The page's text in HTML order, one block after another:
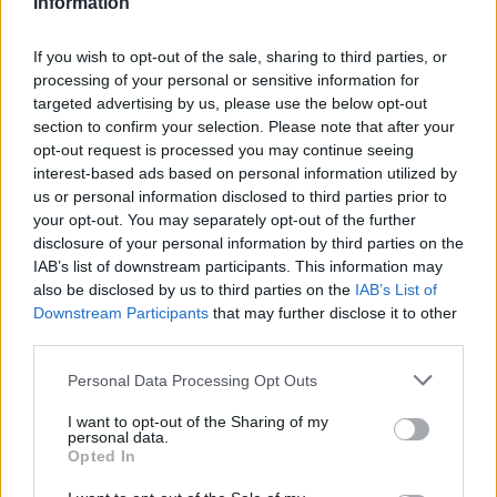
If you wish to opt-out of the sale, sharing to third parties, or
processing of your personal or sensitive information for
targeted advertising by us, please use the below opt-out
section to confirm your selection. Please note that after your
opt-out request is processed you may continue seeing
interest-based ads based on personal information utilized by
us or personal information disclosed to third parties prior to
your opt-out. You may separately opt-out of the further
disclosure of your personal information by third parties on the
IAB’s list of downstream participants. This information may
also be disclosed by us to third parties on the IAB’s List of
Downstream Participants that may further disclose it to other
Personal Data Processing Opt Outs
I want to opt-out of the Sharing of my
personal data.
Opted In
οποία στη συνέχεια ανταλλάσσονται ή πωλούνται σε
φόρουμ κυβερνοεγκληματιών. Πλέον, η προστασία των
λογαριασμών σας στιςstreamingπλατφόρμες σημαίνει
να σκέφτεστε πέρα από τους κωδικούς πρόσβασης -
σημαίνει να ασφαλίζετε τις συσκευές σας, να
αποφεύγετε τις ύποπτες λήψεις και να προσέχετε πού
σας οδηγούν τα κλικ»,σχολιάζει η Polina Tretyak,
αναλύτρια ψηφιακού αποτυπώματος στην Kaspersky.
Για να παρακολουθήσετε τις
αγαπημένες σας εκπομπές με ασφάλεια,
η Kaspersky συνιστά:
Δοκιμάστε το διαδραστικό διαδικτυακό παιχνίδι,
«Case 404» της Kaspersky, το οποίο έχει σχεδιαστεί